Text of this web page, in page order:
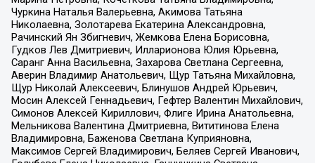
Чуркина Наталья Валерьевна, Акимова Татьяна
Николаевна, Золотарева Екатерина Александровна,
Рачинский Ян Збигневич, Жемкова Елена Борисовна,
Гудков Лев Дмитриевич, Илларионова Юлия Юрьевна,
Саранг Анна Васильевна, Захарова Светлана Сергеевна,
Аверин Владимир Анатольевич, Щур Татьяна Михайловна,
Щур Николай Алексеевич, Блинушов Андрей Юрьевич,
Мосин Алексей Геннадьевич, Гефтер Валентин Михайлович,
Симонов Алексей Кириллович, Флиге Ирина Анатольевна,
Мельникова Валентина Дмитриевна, Вититинова Елена
Владимировна, Баженова Светлана Куприяновна,
Максимов Сергей Владимирович, Беляев Сергей Иванович,